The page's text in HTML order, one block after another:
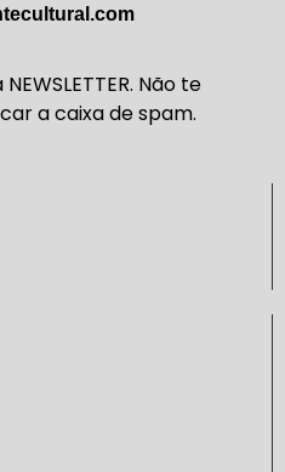
Não te
a caixa de spam.